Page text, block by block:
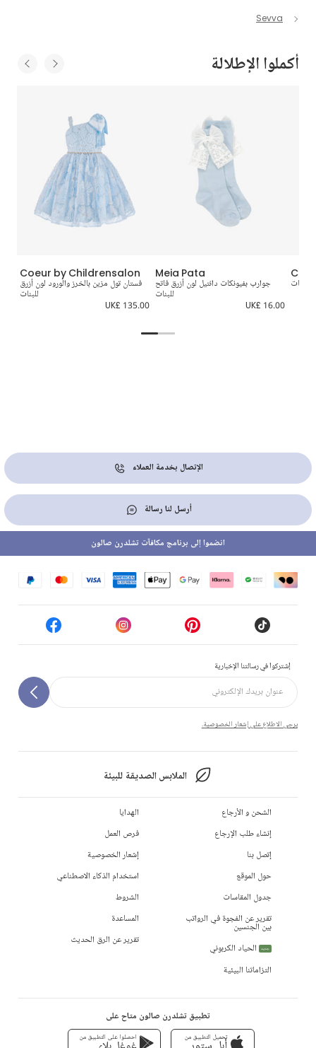
Sevva
أكملوا الإطلالة
Coeur by Childrensalon
فستان تول مزين بالخرز والورود لون أزرق
للبنات
UK£ 135.00
Meia Pata
جوارب بفيونكات دانتيل لون أزرق فاتح
للبنات
UK£ 16.00
للبنات
الإتصال بخدمة العملاء
أرسل لنا رسالة
إشتركوا في رسالتنا الإخبارية
يرجى الاطلاع على إشعار الخصوصية.
الملابس الصديقة للبيئة
انضموا إلى برنامج مكافآت تشلدرن صالون
الشحن و الأرجاع
إنشاء طلب الإرجاع
إتصل بنا
حول الموقع
جدول المقاسات
تقرير عن الفجوة في الرواتب
بين الجنسين
جديد
الحياد الكربوني
التزاماتنا البيئية
الهدايا
فرص العمل
إشعار الخصوصية
استخدام الذكاء الاصطناعي
الشروط
المساعدة
تقرير عن الرق الحديث
تطبيق تشلدرن صالون متاح على
تحميل التطبيق من احصلوا على التطبيق من